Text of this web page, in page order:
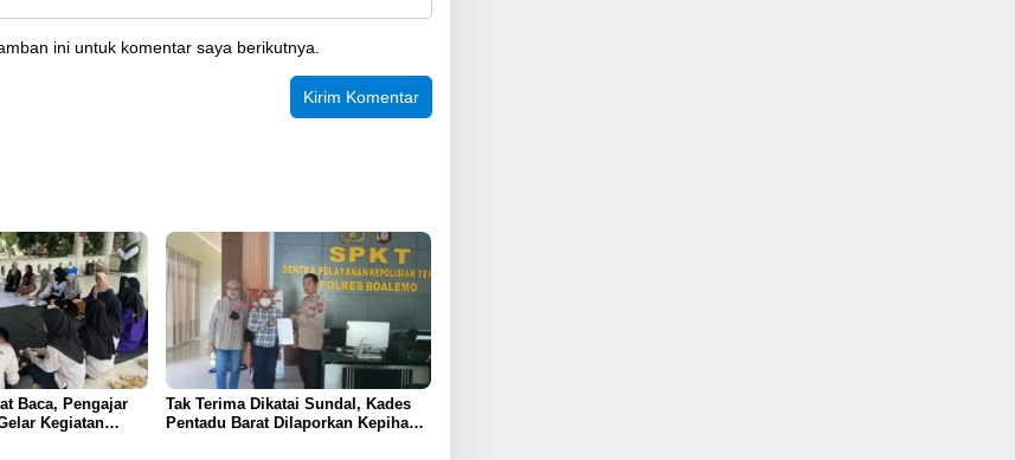
ini untuk komentar saya berikutnya.
Baca, Pengajar
Kegiatan
Tak Terima Dikatai Sundal, Kades
Pentadu Barat Dilaporkan Kepihak